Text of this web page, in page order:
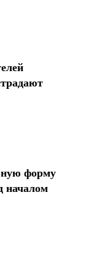
форму
началом